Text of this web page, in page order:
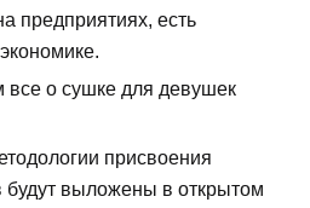
предприятиях, есть
все о сушке для девушек
присвоения
будут выложены в открытом